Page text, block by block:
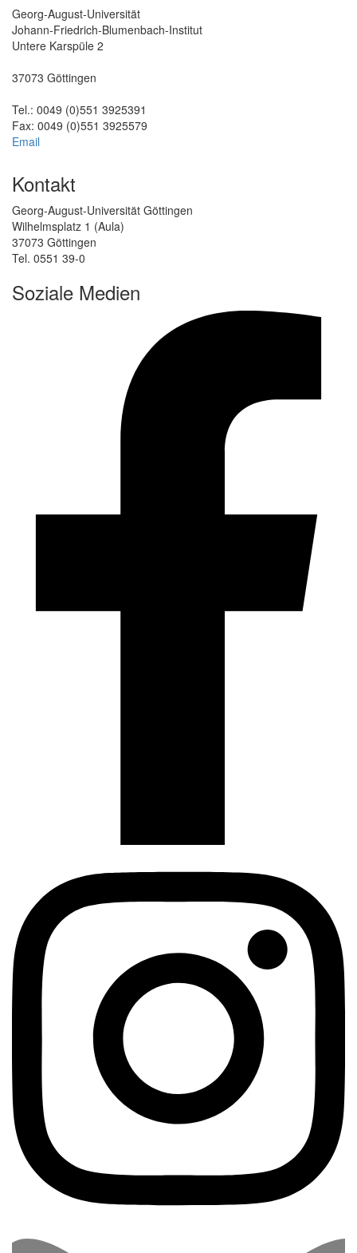
Georg-August-Universität
Johann-Friedrich-Blumenbach-Institut
Untere Karspüle 2
37073 Göttingen
Tel.: 0049 (0)551 3925391
Fax: 0049 (0)551 3925579
Email
Kontakt
Georg-August-Universität Göttingen
Wilhelmsplatz 1 (Aula)
37073 Göttingen
Tel. 0551 39-0
Soziale Medien